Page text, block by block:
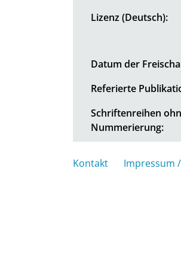
Lizenz (Deutsch):
Datum der
Referierte
Schriftenreihen
Nummerierung:
Kontakt Impressum